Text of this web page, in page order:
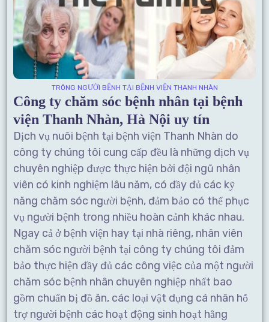
TRÔNG NGƯỜI BỆNH TẠI BỆNH VIỆN THANH NHÀN
Công ty chăm sóc bệnh nhân tại bệnh
viện Thanh Nhàn, Hà Nội uy tín
Dịch vụ nuôi bệnh tại bệnh viện Thanh Nhàn do
công ty chúng tôi cung cấp đều là những dịch vụ
chuyên nghiệp được thực hiện bởi đội ngũ nhân
viên có kinh nghiệm lâu năm, có đầy đủ các kỹ
năng chăm sóc người bệnh, đảm bảo có thể phục
vụ người bệnh trong nhiều hoàn cảnh khác nhau.
Ngay cả ở bệnh viện hay tại nhà riêng, nhân viên
chăm sóc người bệnh tại công ty chúng tôi đảm
bảo thực hiện đầy đủ các công việc của một người
chăm sóc bệnh nhân chuyên nghiệp nhất bao
gồm chuẩn bị đồ ăn, các loại vật dụng cá nhân hỗ
trợ người bệnh các hoạt động sinh hoạt hằng